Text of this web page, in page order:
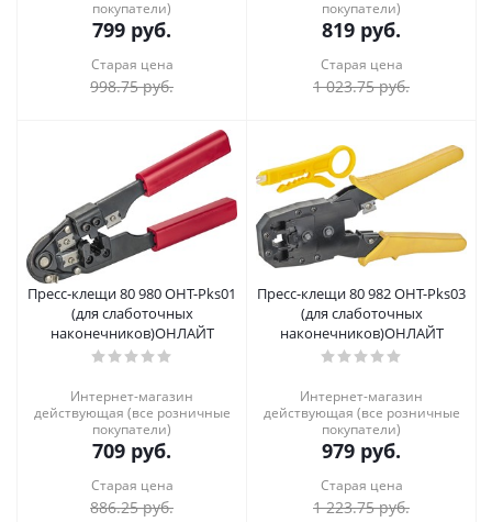
покупатели)
799 руб.
Старая цена
998.75руб.
покупатели)
819 руб.
Старая цена
1 023.75руб.
Пресс-клещи 80 980 OHT-Pks01
(для слаботочных
наконечников)ОНЛАЙТ
Интернет-магазин
действующая (все розничные
покупатели)
709 руб.
Старая цена
886.25руб.
Пресс-клещи 80 982 OHT-Pks03
(для слаботочных
наконечников)ОНЛАЙТ
Интернет-магазин
действующая (все розничные
покупатели)
979 руб.
Старая цена
1 223.75руб.